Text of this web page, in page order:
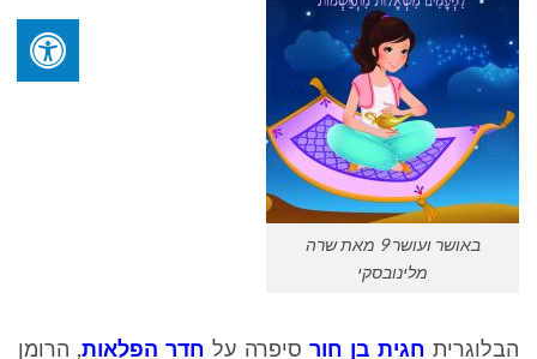
באושר ועושר 9 מאת שרה
מלינובסקי
הבלוגרית חגית בן חור סיפרה על חדר הפלאות, הרומן